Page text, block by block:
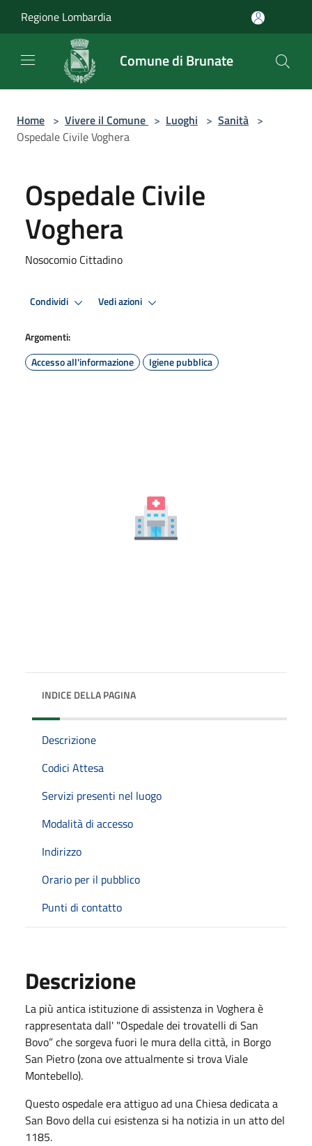
Regione Lombardia
Comune di Brunate
Home > Vivere il Comune > Luoghi > Sanità >
Ospedale Civile Voghera
Ospedale Civile
Voghera
Nosocomio Cittadino
Condividi Vedi azioni
Argomenti:
Accesso all'informazione
Igiene pubblica
INDICE DELLA PAGINA
Descrizione
Codici Attesa
Servizi presenti nel luogo
Modalità di accesso
Indirizzo
Orario per il pubblico
Punti di contatto
Descrizione
La più antica istituzione di assistenza in Voghera è
rappresentata dall' "Ospedale dei trovatelli di San
Bovo” che sorgeva fuori le mura della città, in Borgo
San Pietro (zona ove attualmente si trova Viale
Montebello).
Questo ospedale era attiguo ad una Chiesa dedicata a
San Bovo della cui esistenza si ha notizia in un atto del
1185.